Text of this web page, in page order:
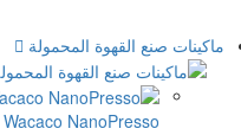
ماكينات صنع القهوة المحمولة
Wacaco NanoPresso